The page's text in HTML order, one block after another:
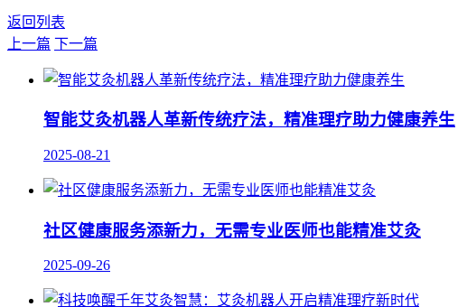
返回列表
上一篇 下一篇
智能艾灸机器人革新传统疗法，精准理疗助力健康养生
2025-08-21
社区健康服务添新力，无需专业医师也能精准艾灸
2025-09-26